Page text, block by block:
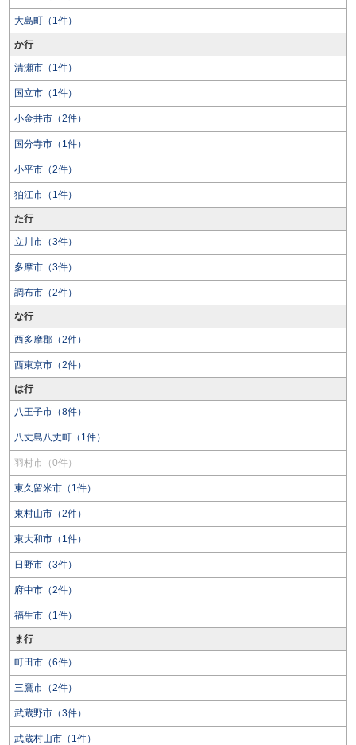
大島町（1件）
か行
清瀬市（1件）
国立市（1件）
小金井市（2件）
国分寺市（1件）
小平市（2件）
狛江市（1件）
た行
立川市（3件）
多摩市（3件）
調布市（2件）
な行
西多摩郡（2件）
西東京市（2件）
は行
八王子市（8件）
八丈島八丈町（1件）
羽村市（0件）
東久留米市（1件）
東村山市（2件）
東大和市（1件）
日野市（3件）
府中市（2件）
福生市（1件）
ま行
町田市（6件）
三鷹市（2件）
武蔵野市（3件）
武蔵村山市（1件）